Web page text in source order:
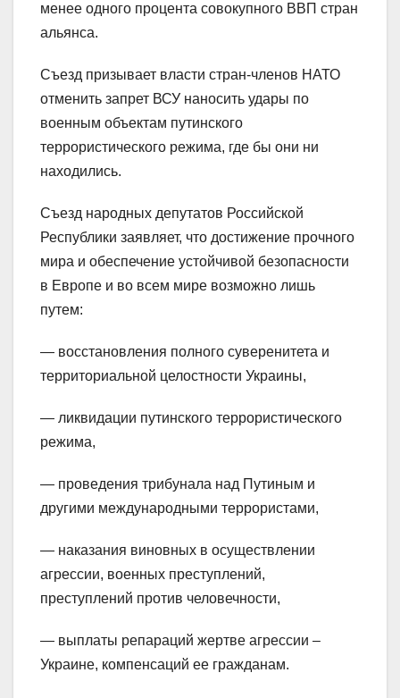
менее одного процента совокупного ВВП стран
альянса.
Съезд призывает власти стран-членов НАТО
отменить запрет ВСУ наносить удары по
военным объектам путинского
террористического режима, где бы они ни
находились.
Съезд народных депутатов Российской
Республики заявляет, что достижение прочного
мира и обеспечение устойчивой безопасности
в Европе и во всем мире возможно лишь
путем:
— восстановления полного суверенитета и
территориальной целостности Украины,
— ликвидации путинского террористического
режима,
— проведения трибунала над Путиным и
другими международными террористами,
— наказания виновных в осуществлении
агрессии, военных преступлений,
преступлений против человечности,
— выплаты репараций жертве агрессии –
Украине, компенсаций ее гражданам.